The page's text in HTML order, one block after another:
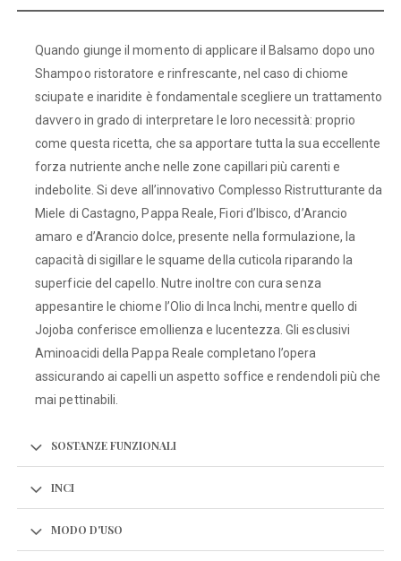
Quando giunge il momento di applicare il Balsamo dopo uno
Shampoo ristoratore e rinfrescante, nel caso di chiome
sciupate e inaridite è fondamentale scegliere un trattamento
davvero in grado di interpretare le loro necessità: proprio
come questa ricetta, che sa apportare tutta la sua eccellente
forza nutriente anche nelle zone capillari più carenti e
indebolite. Si deve all’innovativo Complesso Ristrutturante da
Miele di Castagno, Pappa Reale, Fiori d’Ibisco, d’Arancio
amaro e d’Arancio dolce, presente nella formulazione, la
capacità di sigillare le squame della cuticola riparando la
superficie del capello. Nutre inoltre con cura senza
appesantire le chiome l’Olio di Inca Inchi, mentre quello di
Jojoba conferisce emollienza e lucentezza. Gli esclusivi
Aminoacidi della Pappa Reale completano l’opera
assicurando ai capelli un aspetto soffice e rendendoli più che
mai pettinabili.
SOSTANZE FUNZIONALI
INCI
MODO D'USO